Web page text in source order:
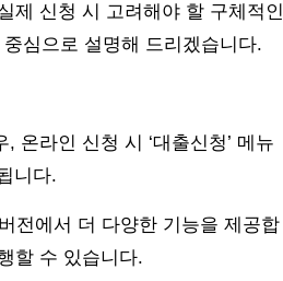
제 신청 시 고려해야 할 구체적인
심으로 설명해 드리겠습니다.
온라인 신청 시 ‘대출신청’ 메뉴
니다.
전에서 더 다양한 기능을 제공합
할 수 있습니다.